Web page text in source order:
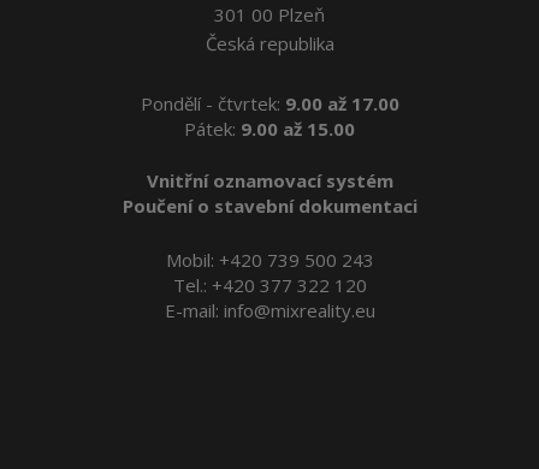
301 00 Plzeň
Česká republika
Pondělí - čtvrtek: 9.00 až 17.00
Pátek: 9.00 až 15.00
Vnitřní oznamovací systém
Poučení o stavební dokumentaci
Mobil: +420 739 500 243
Tel.: +420 377 322 120
E-mail: info@mixreality.eu